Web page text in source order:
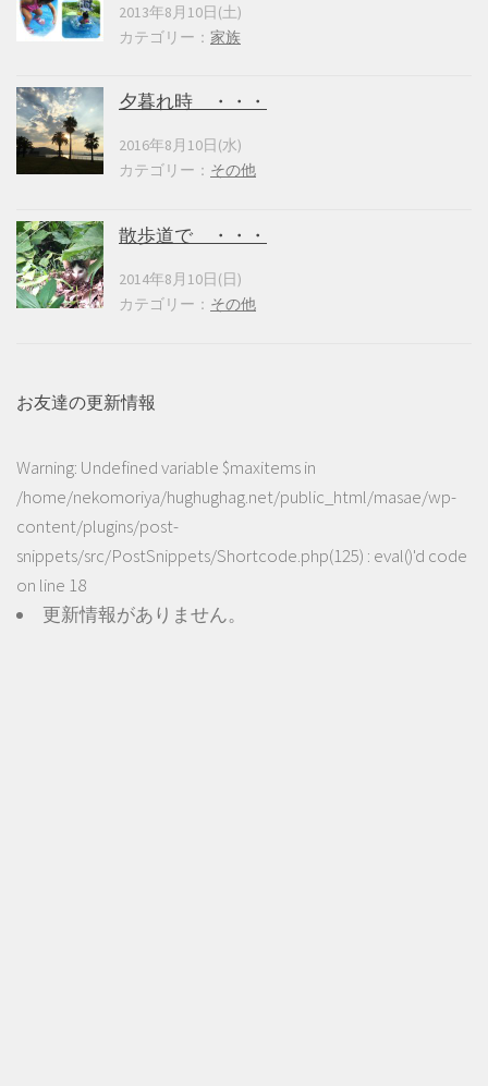
2013年8月10日(土)
カテゴリー： 家族
夕暮れ時 ・・・
2016年8月10日(水)
カテゴリー： その他
散歩道で ・・・
2014年8月10日(日)
カテゴリー： その他
お友達の更新情報
Warning: Undefined variable $maxitems in
/home/nekomoriya/hughughag.net/public_html/masae/wp-
content/plugins/post-
snippets/src/PostSnippets/Shortcode.php(125) : eval()'d code
on line 18
更新情報がありません。